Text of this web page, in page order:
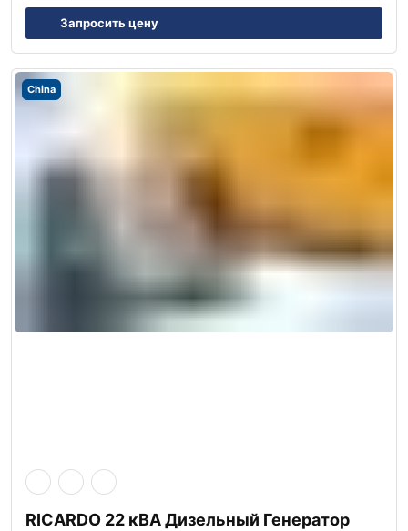
Запросить цену
China
RICARDO 22 кВА Дизельный Генератор